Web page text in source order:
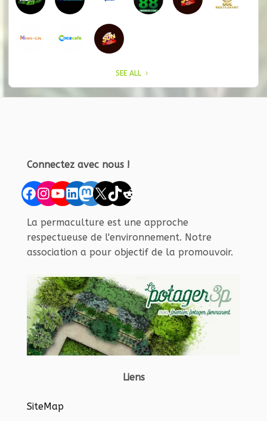
SEE ALL
Connectez avec nous !
Facebook
Instagram
YouTube
LinkedIn
Mastodon
X TikTok
Reddit
La permaculture est une approche
respectueuse de l'environnement. Notre
association a pour objectif de la promouvoir.
Liens
SiteMap